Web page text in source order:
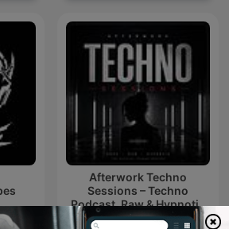
Afterwork Techno
Sessions – Techno
Podcast, Raw & Hypnotic
Techno Mixes